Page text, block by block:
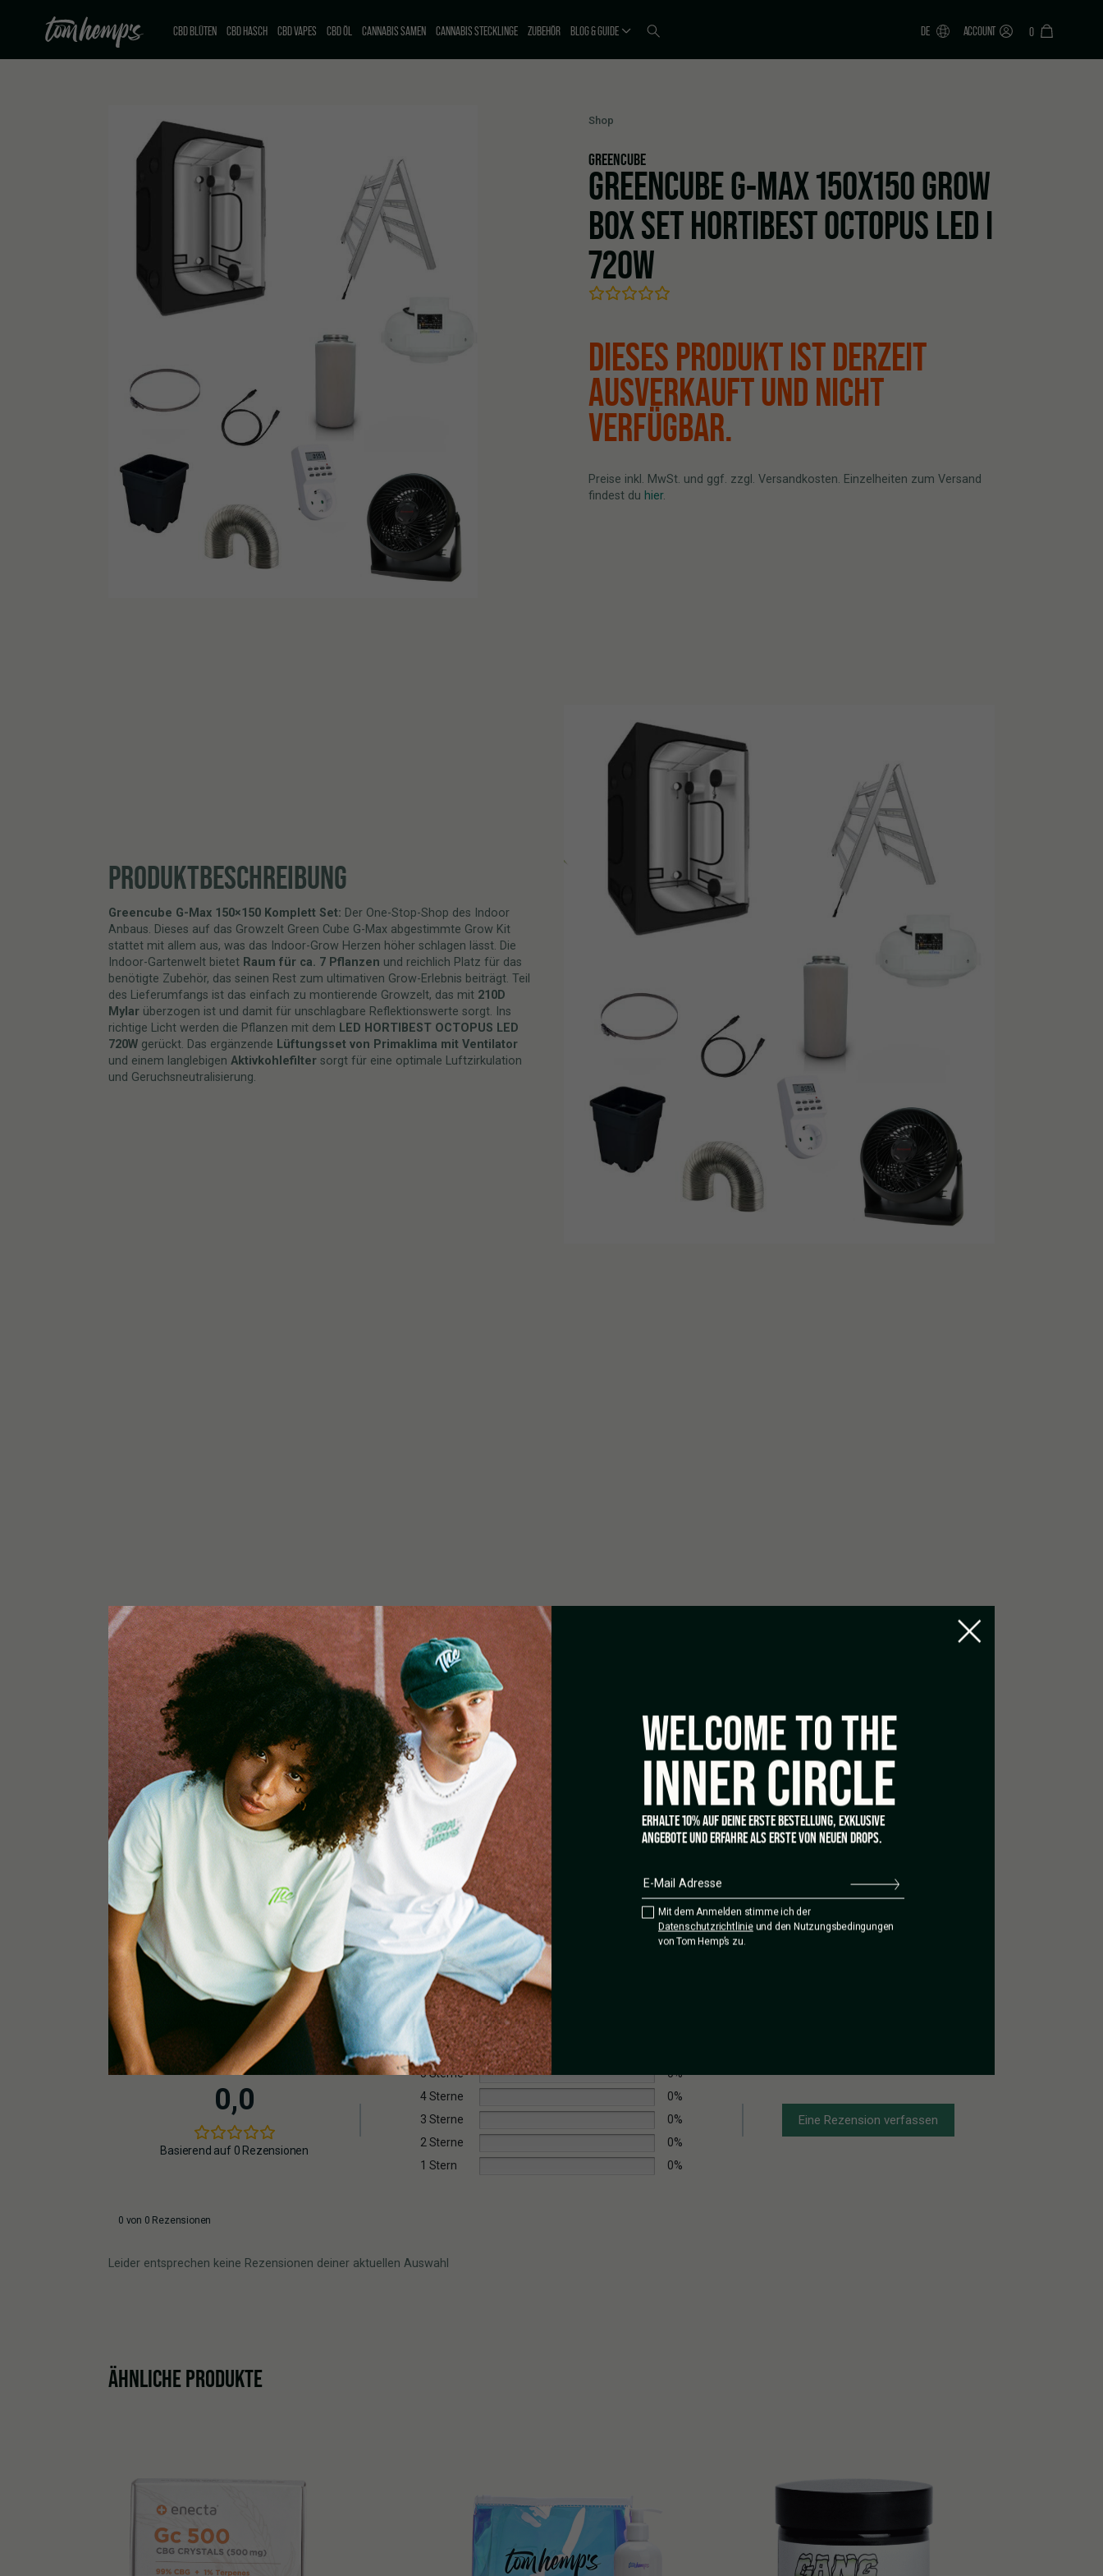
CBD BLÜTEN
CBD HASCH CBD VAPES CBD ÖL CANNABIS SAMEN CANNABIS STECKLINGE ZUBEHÖR BLOG & GUIDE DE ACCOUNT 0
Shop
GREENCUBE
GREENCUBE G-MAX 150X150 GROW
BOX SET HORTIBEST OCTOPUS LED I
720W
DIESES PRODUKT IST DERZEIT
AUSVERKAUFT UND NICHT
VERFÜGBAR.
Preise inkl. MwSt. und ggf. zzgl. Versandkosten. Einzelheiten zum Versand
findest du hier.
PRODUKTBESCHREIBUNG
Greencube G-Max 150×150 Komplett Set: Der One-Stop-Shop des Indoor
Anbaus. Dieses auf das Growzelt Green Cube G-Max abgestimmte Grow Kit
stattet mit allem aus, was das Indoor-Grow Herzen höher schlagen lässt. Die
Indoor-Gartenwelt bietet Raum für ca. 7 Pflanzen und reichlich Platz für das
benötigte Zubehör, das seinen Rest zum ultimativen Grow-Erlebnis beiträgt. Teil
des Lieferumfangs ist das einfach zu montierende Growzelt, das mit 210D
Mylar überzogen ist und damit für unschlagbare Reflektionswerte sorgt. Ins
richtige Licht werden die Pflanzen mit dem LED HORTIBEST OCTOPUS LED
720W gerückt. Das ergänzende Lüftungsset von Primaklima mit Ventilator
und einem langlebigen Aktivkohlefilter sorgt für eine optimale Luftzirkulation
und Geruchsneutralisierung.
INHALT
1x Greencube G-Max 150x150x200
1x Hortibest Otopus H8 LED Growlampe silber 720 W
1x Primaklima Ventilator PK150-TC (Temperature Control) Ø 150 mm – 760
m3/h
1x Primaklima Aktivkohlefilter K2602 Ø 150 mm – 620 m3/h
1x Honeywell Turboforce Power
3 x Schlauchklemme 60 – 350mm Collier de Serrrage Inox Pour
1 x Digitale Zeitschaltuhr Corwall Electronics
3 x 14L Plastiktöpfe
1 x Lüftungsschlauch Ducting Alu / 152mm / 3m lang
0,0
Basierend auf 0 Rezensionen
5 Sterne
0%
4 Sterne
0%
3 Sterne
0%
2 Sterne
0%
1 Stern
0%
Eine Rezension verfassen
0 von 0 Rezensionen
Leider entsprechen keine Rezensionen deiner aktuellen Auswahl
ÄHNLICHE PRODUKTE
WELCOME TO THE
INNER CIRCLE
ERHALTE 10% AUF DEINE ERSTE BESTELLUNG, EXKLUSIVE
ANGEBOTE UND ERFAHRE ALS ERSTE VON NEUEN DROPS.
Mit dem Anmelden stimme ich der
Datenschutzrichtlinieund den Nutzungsbedingungen
von Tom Hemp’s zu.